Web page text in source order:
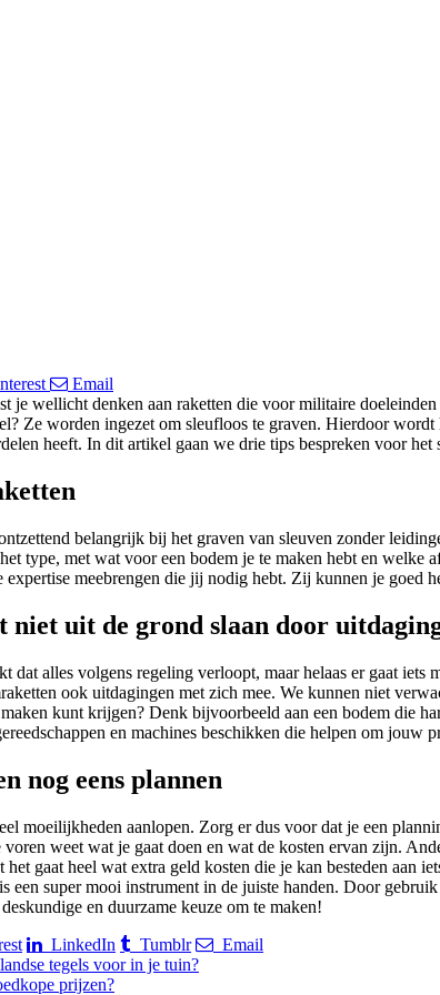
Email
je wellicht denken aan raketten die voor militaire
Ze worden ingezet om sleufloos te graven. Hierdoor
heeft. In dit artikel gaan we drie tips bespreken voor
belangrijk bij het graven van sleuven zonder
type, met wat voor een bodem je te maken hebt en
meebrengen die jij nodig hebt. Zij kunnen je goed
uit de grond slaan door
dat alles volgens regeling verloopt, maar helaas er gaat
ook uitdagingen met zich mee. We kunnen niet
kunt krijgen? Denk bijvoorbeeld aan een bodem die
en machines beschikken die helpen om jouw
nog eens plannen
moeilijkheden aanlopen. Zorg er dus voor dat je een
voren weet wat je gaat doen en wat de kosten ervan zijn.
gaat heel wat extra geld kosten die je kan besteden aan
een super mooi instrument in de juiste handen. Door
en duurzame keuze om te maken!
LinkedIn Tumblr Email
tegels voor in je tuin?
prijzen?